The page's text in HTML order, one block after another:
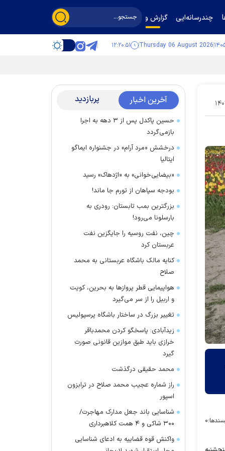
چندرسانه‌ایی گزارش و گفت‌وگو
Thursday 06 August 2026 ۱۲:۲۰:۵۲
۰۳
۰
آخرین اخبار پربازدید
حسین پاکدل پس از ۳ دهه به اجرا
بازمی‌گردد
درخشش «مرد آرام» در جشنواره ایماگو
ایتالیا
«بیضایی‌خوانی» به «اژدهاک» رسید
بودجه سپاهان از تورم جا ماند!
بزرگترین بمب تابستان: رودری به
بارسلونا می‌رود!
چین، نفت روسیه را جایگزین نفت
عربستان کرد
کنایه مالک باشگاه عربستانی به محمد
صلاح
هواپیمایی قطر پرواز‌ها به بحرین، کویت
و اربیل را از سر می‌گیرد
تغییر بزرگ در ساختار باشگاه پرسپولیس
زیدآبادی: پاسخگو کردن محمدباقر
خرازی باید طبق موازین قانونی صورت
گیرد
محمد حقیقی درگذشت
راز شماره عجیب محمد صلاح در ترابزون
اسپور
شناسایی باند جعل مدارک مهاجرت/
۳۰۰ شاکی و ۴ همت کلاهبرداری
واکنش قوه قضاییه به ادعای شناسایی